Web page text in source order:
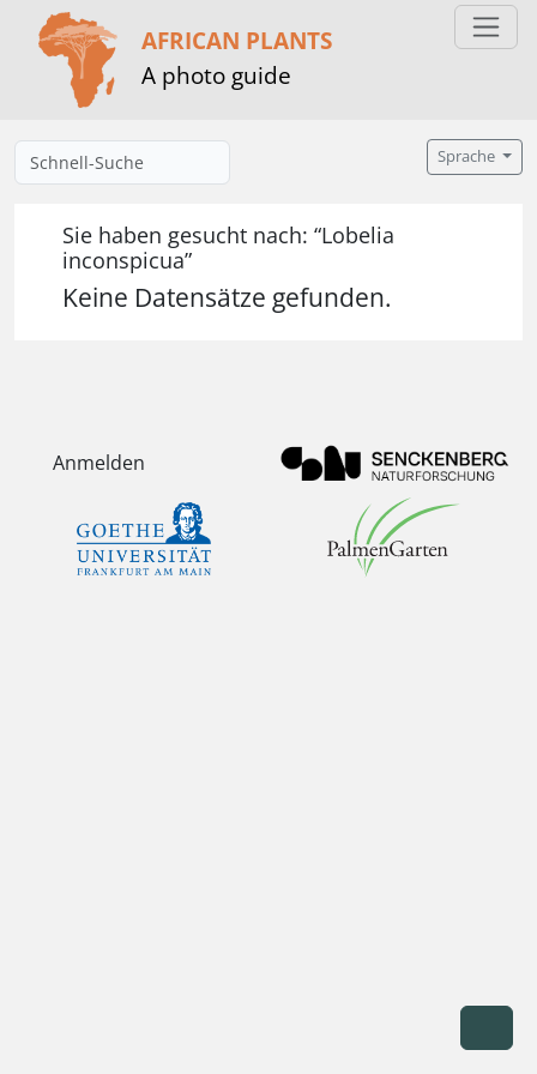
AFRICAN PLANTS
A photo guide
Sprache
Sie haben gesucht nach: “Lobelia
inconspicua”
Keine Datensätze gefunden.
Anmelden